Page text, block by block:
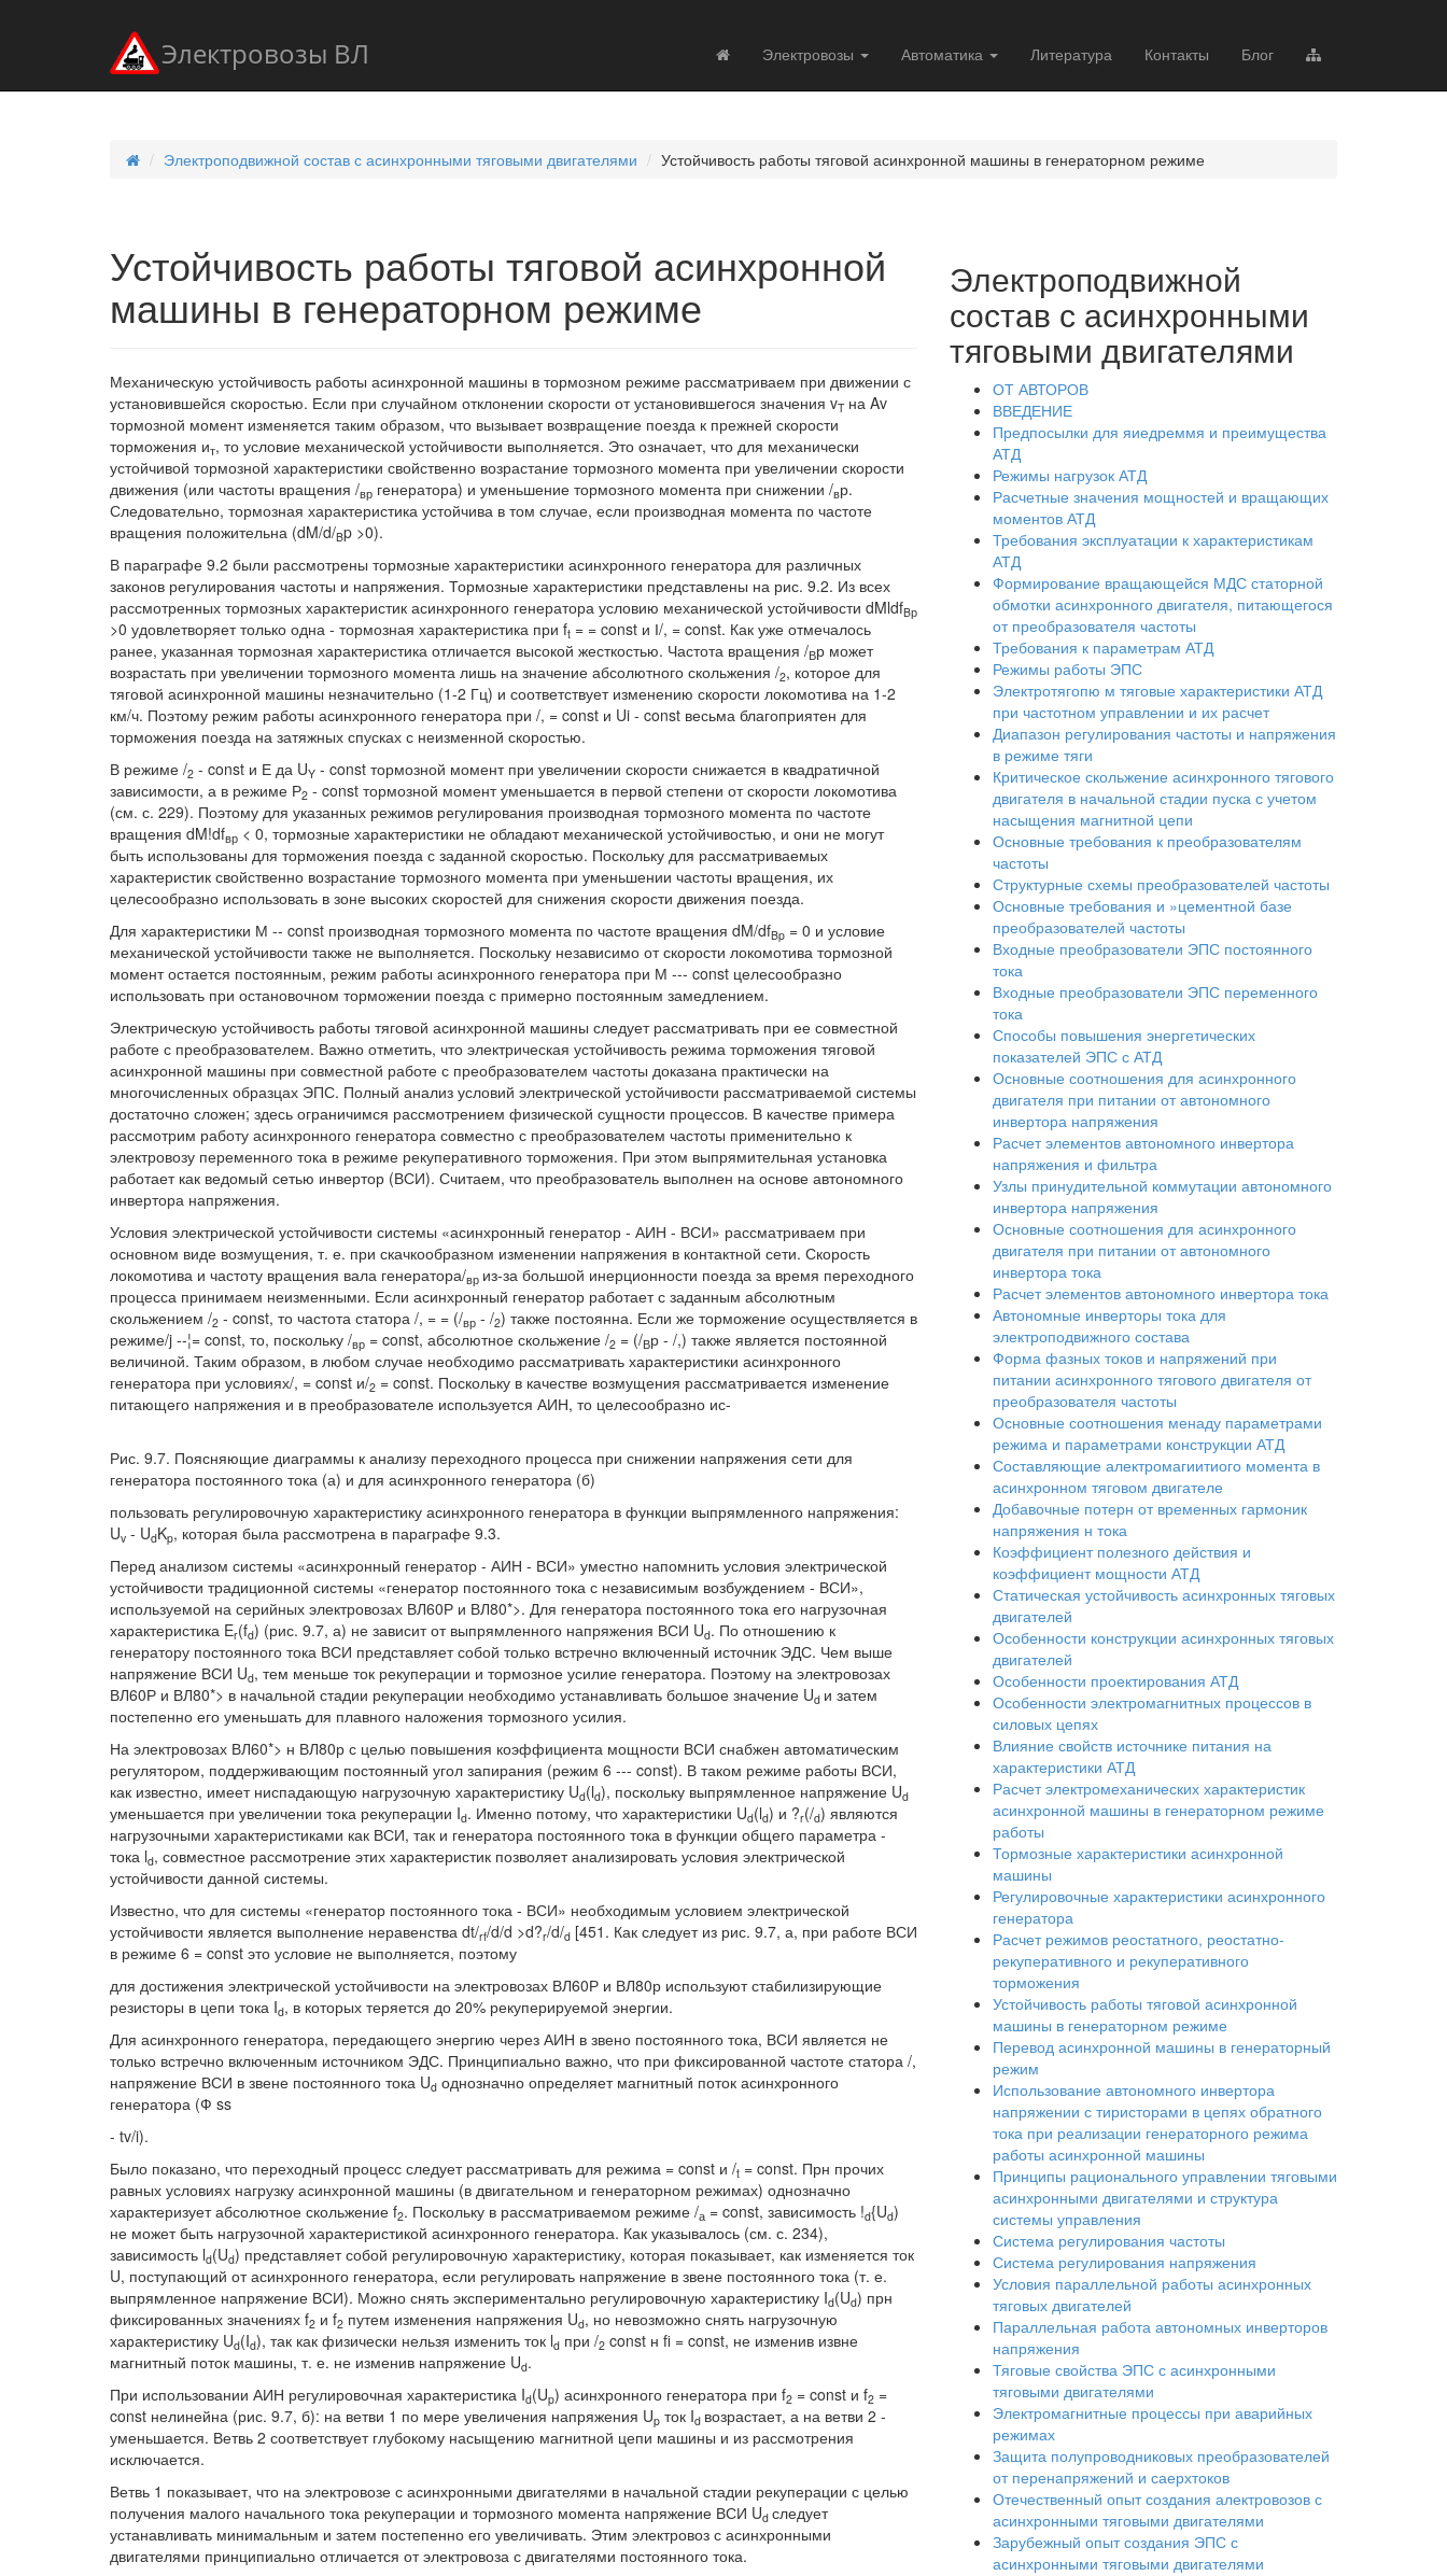
Электровозы ВЛ Электровозы Автоматика Литература Контакты Блог
Электроподвижной состав с асинхронными тяговыми двигателями Устойчивость работы тяговой асинхронной машины в генераторном режиме
Устойчивость работы тяговой асинхронной
машины в генераторном режиме
Механическую устойчивость работы асинхронной машины в тормозном режиме рассматриваем при движении с
установившейся скоростью. Если при случайном отклонении скорости от установившегося значения vTна Av
тормозной момент изменяется таким образом, что вызывает возвращение поезда к прежней скорости
торможения ит, то условие механической устойчивости выполняется. Это означает, что для механически
устойчивой тормозной характеристики свойственно возрастание тормозного момента при увеличении скорости
движения (или частоты вращения /вр генератора) и уменьшение тормозного момента при снижении /вр.
Следовательно, тормозная характеристика устойчива в том случае, если производная момента по частоте
вращения положительна (dM/d/Bp >0).
В параграфе 9.2 были рассмотрены тормозные характеристики асинхронного генератора для различных
законов регулирования частоты и напряжения. Тормозные характеристики представлены на рис. 9.2. Из всех
рассмотренных тормозных характеристик асинхронного генератора условию механической устойчивости dMldfBр
>0 удовлетворяет только одна - тормозная характеристика при ft = = const и І/, = const. Как уже отмечалось
ранее, указанная тормозная характеристика отличается высокой жесткостью. Частота вращения /Вр может
возрастать при увеличении тормозного момента лишь на значение абсолютного скольжения /2, которое для
тяговой асинхронной машины незначительно (1-2 Гц) и соответствует изменению скорости локомотива на 1-2
км/ч. Поэтому режим работы асинхронного генератора при /, = const и Ui - const весьма благоприятен для
торможения поезда на затяжных спусках с неизменной скоростью.
В режиме /2 - const и Е да UY - const тормозной момент при увеличении скорости снижается в квадратичной
зависимости, а в режиме Р2 - const тормозной момент уменьшается в первой степени от скорости локомотива
(см. с. 229). Поэтому для указанных режимов регулирования производная тормозного момента по частоте
вращения dM!dfвр < 0, тормозные характеристики не обладают механической устойчивостью, и они не могут
быть использованы для торможения поезда с заданной скоростью. Поскольку для рассматриваемых
характеристик свойственно возрастание тормозного момента при уменьшении частоты вращения, их
целесообразно использовать в зоне высоких скоростей для снижения скорости движения поезда.
Для характеристики М -- const производная тормозного момента по частоте вращения dM/dfBp = 0 и условие
механической устойчивости также не выполняется. Поскольку независимо от скорости локомотива тормозной
момент остается постоянным, режим работы асинхронного генератора при М --- const целесообразно
использовать при остановочном торможении поезда с примерно постоянным замедлением.
Электрическую устойчивость работы тяговой асинхронной машины следует рассматривать при ее совместной
работе с преобразователем. Важно отметить, что электрическая устойчивость режима торможения тяговой
асинхронной машины при совместной работе с преобразователем частоты доказана практически на
многочисленных образцах ЭПС. Полный анализ условий электрической устойчивости рассматриваемой системы
достаточно сложен; здесь ограничимся рассмотрением физической сущности процессов. В качестве примера
рассмотрим работу асинхронного генератора совместно с преобразователем частоты применительно к
электровозу переменного тока в режиме рекуперативного торможения. При этом выпрямительная установка
работает как ведомый сетью инвертор (ВСИ). Считаем, что преобразователь выполнен на основе автономного
инвертора напряжения.
Условия электрической устойчивости системы «асинхронный генератор - АИН - ВСИ» рассматриваем при
основном виде возмущения, т. е. при скачкообразном изменении напряжения в контактной сети. Скорость
локомотива и частоту вращения вала генератора/вр из-за большой инерционности поезда за время переходного
процесса принимаем неизменными. Если асинхронный генератор работает с заданным абсолютным
скольжением /2 - const, то частота статора /, = = (/вр - /2) также постоянна. Если же торможение осуществляется в
режиме/j --¦= const, то, поскольку /вр = const, абсолютное скольжение /2 = (/Вр - /,) также является постоянной
величиной. Таким образом, в любом случае необходимо рассматривать характеристики асинхронного
генератора при условиях/, = const и/2 = const. Поскольку в качестве возмущения рассматривается изменение
питающего напряжения и в преобразователе используется АИН, то целесообразно ис-
Рис. 9.7. Поясняющие диаграммы к анализу переходного процесса при снижении напряжения сети для
генератора постоянного тока (а) и для асинхронного генератора (б)
пользовать регулировочную характеристику асинхронного генератора в функции выпрямленного напряжения:
Uv - UdKp, которая была рассмотрена в параграфе 9.3.
Перед анализом системы «асинхронный генератор - АИН - ВСИ» уместно напомнить условия электрической
устойчивости традиционной системы «генератор постоянного тока с независимым возбуждением - ВСИ»,
используемой на серийных электровозах ВЛ60Р и ВЛ80*>. Для генератора постоянного тока его нагрузочная
характеристика Er(fd) (рис. 9.7, а) не зависит от выпрямленного напряжения ВСИ Ud. По отношению к
генератору постоянного тока ВСИ представляет собой только встречно включенный источник ЭДС. Чем выше
напряжение ВСИ Ud, тем меньше ток рекуперации и тормозное усилие генератора. Поэтому на электровозах
ВЛ60Р и ВЛ80*> в начальной стадии рекуперации необходимо устанавливать большое значение Ud и затем
постепенно его уменьшать для плавного наложения тормозного усилия.
На электровозах ВЛ60*> н ВЛ80р с целью повышения коэффициента мощности ВСИ снабжен автоматическим
регулятором, поддерживающим постоянный угол запирания (режим 6 --- const). В таком режиме работы ВСИ,
как известно, имеет ниспадающую нагрузочную характеристику Ud(ld), поскольку выпрямленное напряжение Ud
уменьшается при увеличении тока рекуперации Id. Именно потому, что характеристики Ud(ld) и ?r(/d) являются
нагрузочными характеристиками как ВСИ, так и генератора постоянного тока в функции общего параметра -
тока ld, совместное рассмотрение этих характеристик позволяет анализировать условия электрической
устойчивости данной системы.
Известно, что для системы «генератор постоянного тока - ВСИ» необходимым условием электрической
устойчивости является выполнение неравенства dt/rf/d/d >d?r/d/d [451. Как следует из рис. 9.7, а, при работе ВСИ
в режиме 6 = const это условие не выполняется, поэтому
для достижения электрической устойчивости на электровозах ВЛ60Р и ВЛ80р используют стабилизирующие
резисторы в цепи тока Id, в которых теряется до 20% рекуперируемой энергии.
Для асинхронного генератора, передающего энергию через АИН в звено постоянного тока, ВСИ является не
только встречно включенным источником ЭДС. Принципиально важно, что при фиксированной частоте статора /,
напряжение ВСИ в звене постоянного тока Ud однозначно определяет магнитный поток асинхронного
генератора (Ф ss
- tv/i).
Было показано, что переходный процесс следует рассматривать для режима = const и /t = const. Прн прочих
равных условиях нагрузку асинхронной машины (в двигательном и генераторном режимах) однозначно
характеризует абсолютное скольжение f2. Поскольку в рассматриваемом режиме /а = const, зависимость !d{Ud)
не может быть нагрузочной характеристикой асинхронного генератора. Как указывалось (см. с. 234),
зависимость ld(Ud) представляет собой регулировочную характеристику, которая показывает, как изменяется ток
U, поступающий от асинхронного генератора, если регулировать напряжение в звене постоянного тока (т. е.
выпрямленное напряжение ВСИ). Можно снять экспериментально регулировочную характеристику Id(Ud) прн
фиксированных значениях f2 и f2 путем изменения напряжения Ud, но невозможно снять нагрузочную
характеристику Ud(Id), так как физически нельзя изменить ток ld при /2 const н fi = const, не изменив извне
магнитный поток машины, т. е. не изменив напряжение Ud.
При использовании АИН регулировочная характеристика Id(Up) асинхронного генератора при f2 = const и f2 =
const нелинейна (рис. 9.7, б): на ветви 1 по мере увеличения напряжения Up ток Id возрастает, а на ветви 2 -
уменьшается. Ветвь 2 соответствует глубокому насыщению магнитной цепи машины и из рассмотрения
исключается.
Ветвь 1 показывает, что на электровозе с асинхронными двигателями в начальной стадии рекуперации с целью
получения малого начального тока рекуперации и тормозного момента напряжение ВСИ Ud следует
устанавливать минимальным и затем постепенно его увеличивать. Этим электровоз с асинхронными
двигателями принципиально отличается от электровоза с двигателями постоянного тока.
Электроподвижной
состав с асинхронными
тяговыми двигателями
ОТ АВТОРОВ
ВВЕДЕНИЕ
Предпосылки для яиедреммя и преимущества
АТД
Режимы нагрузок АТД
Расчетные значения мощностей и вращающих
моментов АТД
Требования эксплуатации к характеристикам
АТД
Формирование вращающейся МДС статорной
обмотки асинхронного двигателя, питающегося
от преобразователя частоты
Требования к параметрам АТД
Режимы работы ЭПС
Электротягопю м тяговые характеристики АТД
при частотном управлении и их расчет
Диапазон регулирования частоты и напряжения
в режиме тяги
Критическое скольжение асинхронного тягового
двигателя в начальной стадии пуска с учетом
насыщения магнитной цепи
Основные требования к преобразователям
частоты
Структурные схемы преобразователей частоты
Основные требования и »цементной базе
преобразователей частоты
Входные преобразователи ЭПС постоянного
тока
Входные преобразователи ЭПС переменного
тока
Способы повышения энергетических
показателей ЭПС с АТД
Основные соотношения для асинхронного
двигателя при питании от автономного
инвертора напряжения
Расчет элементов автономного инвертора
напряжения и фильтра
Узлы принудительной коммутации автономного
инвертора напряжения
Основные соотношения для асинхронного
двигателя при питании от автономного
инвертора тока
Расчет элементов автономного инвертора тока
Автономные инверторы тока для
электроподвижного состава
Форма фазных токов и напряжений при
питании асинхронного тягового двигателя от
преобразователя частоты
Основные соотношения менаду параметрами
режима и параметрами конструкции АТД
Составляющие алектромагиитиого момента в
асинхронном тяговом двигателе
Добавочные потерн от временных гармоник
напряжения н тока
Коэффициент полезного действия и
коэффициент мощности АТД
Статическая устойчивость асинхронных тяговых
двигателей
Особенности конструкции асинхронных тяговых
двигателей
Особенности проектирования АТД
Особенности электромагнитных процессов в
силовых цепях
Влияние свойств источнике питания на
характеристики АТД
Расчет электромеханических характеристик
асинхронной машины в генераторном режиме
работы
Тормозные характеристики асинхронной
машины
Регулировочные характеристики асинхронного
генератора
Расчет режимов реостатного, реостатно-
рекуперативного и рекуперативного
торможения
Устойчивость работы тяговой асинхронной
машины в генераторном режиме
Перевод асинхронной машины в генераторный
режим
Использование автономного инвертора
напряжении с тиристорами в цепях обратного
тока при реализации генераторного режима
работы асинхронной машины
Принципы рационального управлении тяговыми
асинхронными двигателями и структура
системы управления
Система регулирования частоты
Система регулирования напряжения
Условия параллельной работы асинхронных
тяговых двигателей
Параллельная работа автономных инверторов
напряжения
Тяговые свойства ЭПС с асинхронными
тяговыми двигателями
Электромагнитные процессы при аварийных
режимах
Защита полупроводниковых преобразователей
от перенапряжений и саерхтоков
Отечественный опыт создания алектровозов с
асинхронными тяговыми двигателями
Зарубежный опыт создания ЭПС с
асинхронными тяговыми двигателями